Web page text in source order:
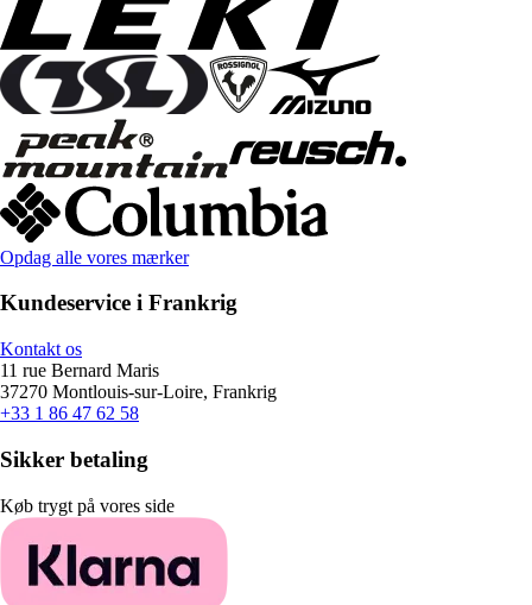
Opdag alle vores mærker
Kundeservice i Frankrig
Kontakt os
11 rue Bernard Maris
37270 Montlouis-sur-Loire, Frankrig
+33 1 86 47 62 58
Sikker betaling
Køb trygt på vores side